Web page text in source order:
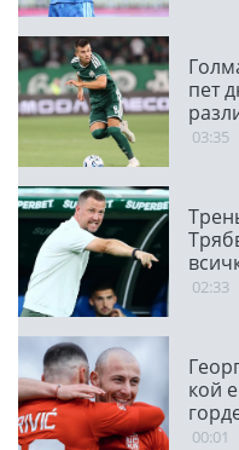
пет
03:35
02:33
кой
00:01